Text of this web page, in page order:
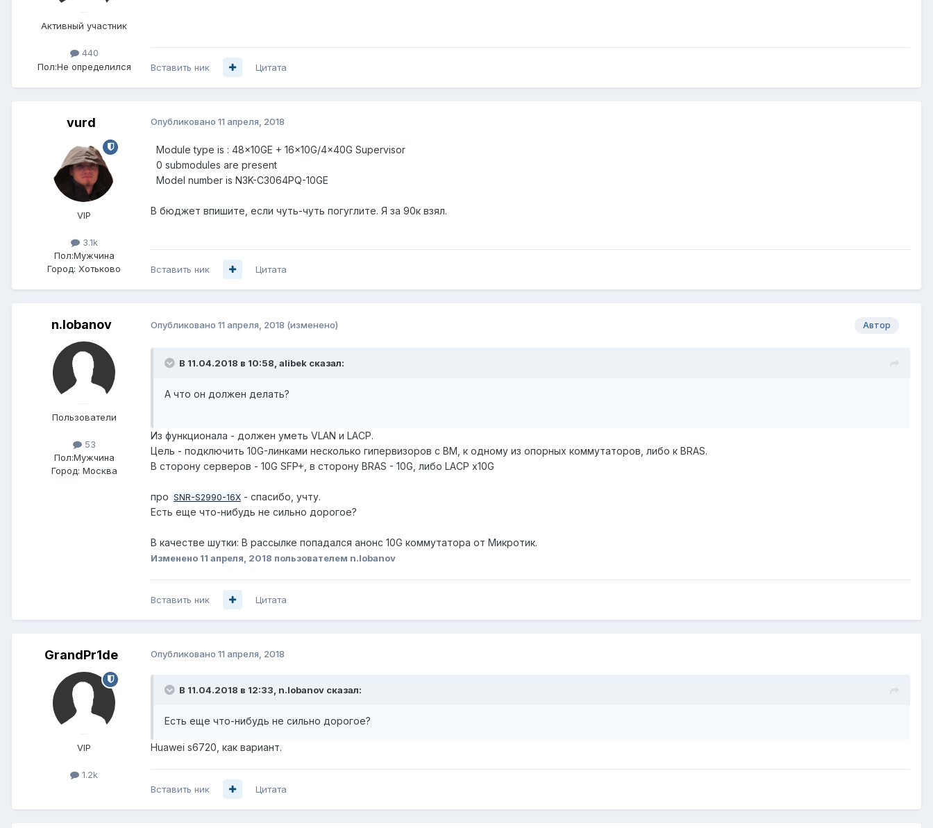
Активный участник
440
Пол:Не определился Вставить ник Цитата
vurd
VIP
3.1k
Пол:Мужчина
Город: Хотьково
Опубликовано 11 апреля, 2018
Module type is : 48x10GE + 16x10G/4x40G Supervisor
0 submodules are present
Model number is N3K-C3064PQ-10GE
В бюджет впишите, если чуть-чуть погуглите. Я за 90к взял.
Вставить ник Цитата
n.lobanov
Пользователи
53
Пол:Мужчина
Город: Москва
Автор
Опубликовано 11 апреля, 2018 (изменено)
В 11.04.2018 в 10:58, alibek сказал:
А что он должен делать?
Из функционала - должен уметь VLAN и LACP.
Цель - подключить 10G-линками несколько гипервизоров с ВМ, к одному из опорных коммутаторов, либо к BRAS.
В сторону серверов - 10G SFP+, в сторону BRAS - 10G, либо LACP x10G
про SNR-S2990-16X - спасибо, учту.
Есть еще что-нибудь не сильно дорогое?
В качестве шутки: В рассылке попадался анонс 10G коммутатора от Микротик.
Изменено 11 апреля, 2018 пользователем n.lobanov
Вставить ник Цитата
GrandPr1de
VIP
1.2k
Опубликовано 11 апреля, 2018
В 11.04.2018 в 12:33, n.lobanov сказал:
Есть еще что-нибудь не сильно дорогое?
Huawei s6720, как вариант.
Вставить ник Цитата